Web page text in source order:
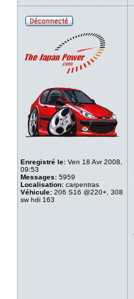
Enregistré le: Ven 18 Avr 2008,
09:53
Messages: 5959
Localisation: carpentras
Véhicule: 206 S16 @220+, 308
sw hdi 163